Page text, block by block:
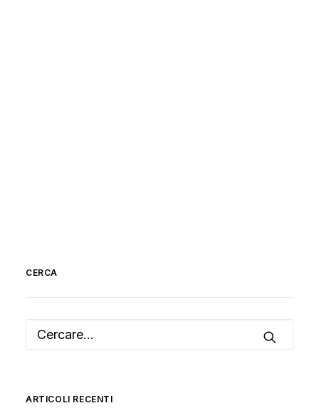
CERCA
ARTICOLI RECENTI